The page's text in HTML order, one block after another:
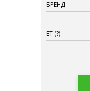
БРЕНД
ET (?)